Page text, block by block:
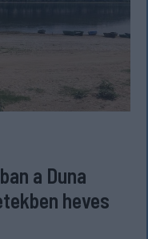
a Duna
heves